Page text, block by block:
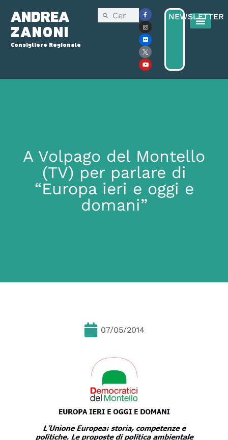
ANDREA
ZANONI
Consigliere Regionale
NEWSLETTER
A Volpago del Montello
(TV) per parlare di
“Europa ieri e oggi e
domani”
07/05/2014